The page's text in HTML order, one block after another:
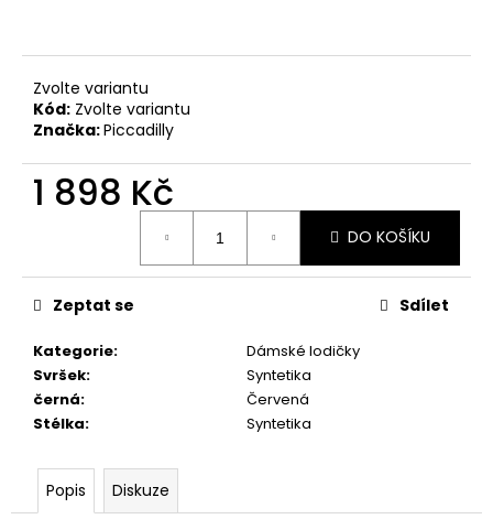
Zvolte variantu
Kód: Zvolte variantu
Značka:Piccadilly
1 898 Kč
DO KOŠÍKU
Kategorie:
Dámské lodičky
Svršek:
Syntetika
černá:
Červená
Stélka: Syntetika
Zeptat se Sdílet
Popis Diskuze
r
u
č
u
e
m
2411300
298
Kč